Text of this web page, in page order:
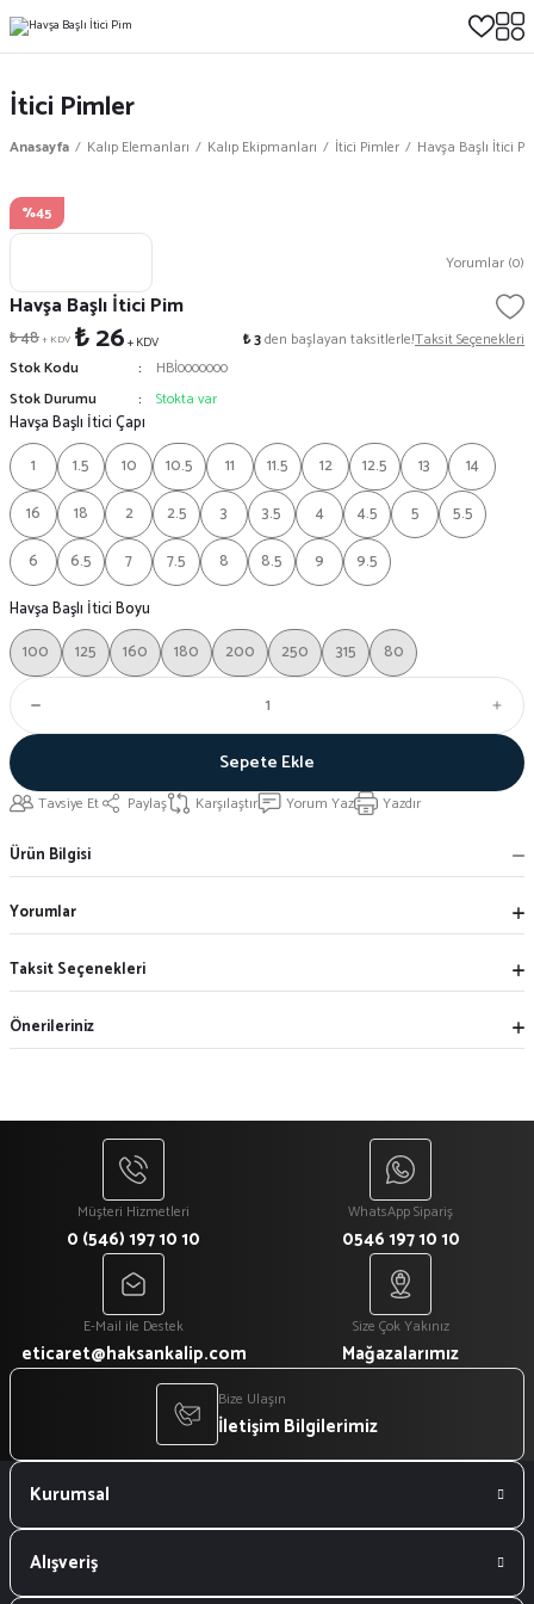
İtici Pimler
Anasayfa Kalıp Elemanları Kalıp Ekipmanları İtici Pimler Havşa Başlı İtici
%45
Yorumlar (0)
Havşa Başlı İtici Pim
₺ 48+ KDV ₺ 26+ KDV ₺ 3den başlayan taksitlerle!Taksit Seçenekleri
Stok Kodu
HBİ0000000
Stok Durumu
Stokta var
Havşa Başlı İtici Çapı
1
1.5 10 10.5 11 11.5 12 12.5 13
14
16
18 2 2.5 3 3.5 4 4.5 5
5.5
6
6.5 7 7.5 8 8.5 9
9.5
Havşa Başlı İtici Boyu
100
125 160 180 200 250 315 80
Sepete Ekle
Tavsiye Et Paylaş Karşılaştır Yorum Yaz Yazdır
Ürün Bilgisi
Yorumlar
Taksit Seçenekleri
Önerileriniz
Müşteri Hizmetleri
0 (546) 197 10 10
WhatsApp Sipariş
0546 197 10 10
E-Mail ile Destek
eticaret@haksankalip.com
Size Çok Yakınız
Mağazalarımız
Bize Ulaşın
İletişim Bilgilerimiz
Kurumsal
Alışveriş